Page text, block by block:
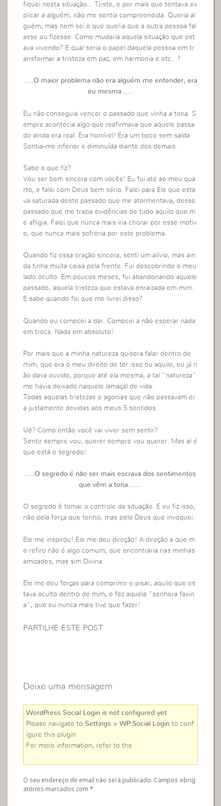
fiquei nesta situação… Triste, e por mais que tentava ex
plicar a alguém, não me sentia compreendida. Queria al
guém, mas nem sei o que queria que a outra pessoa fal
asse ou fizesse. Como mudaria aquela situação que est
ava vivendo? E qual seria o papel daquela pessoa em tr
ansformar a tristeza em paz, em harmonia e etc…?
…..O maior problema não era alguém me entender, era
eu mesma……
Eu não conseguia vencer o passado que vinha a tona. S
empre acontecia algo que reafirmava que aquele passa
do ainda era real. Era horrível! Era um beco sem saída.
Sentia-me inferior e diminuída diante dos demais.
Sabe o que fiz?
Vou ser bem sincera com vocês! Eu fui até ao meu qua
rto, e falei com Deus bem sério. Falei para Ele que esta
va saturada deste passado que me atormentava, desse
passado que me trazia evidências de tudo aquilo que m
e afligia. Falei que nunca mais iria chorar por esse motiv
o, que nunca mais sofreria por este problema.
Quando fiz essa oração sincera, senti um alívio, mas ain
da tinha muita coisa pela frente. Fui descobrindo o meu
lado oculto. Em poucos meses, fui abandonando aquele
passado, aquela tristeza que estava enraizada em mim.
E sabe quando foi que me livrei disso?
Quando eu comecei a dar. Comecei a não esperar nada
em troca. Nada em absoluto!
Por mais que a minha natureza quisera falar dentro de
mim, que era o meu direito de ter isso ou aquilo, eu já n
ão dava ouvido, porque até ela mesma, a tal “natureza”
me havia deixado naquele lamaçal de vida.
Todas aquelas tristezas e agonias que não passavam er
a justamente devidas aos meus 5 sentidos.
Ué? Como então você vai viver sem sentir?
Sentir sempre vou, querer sempre vou querer. Mas aí é
que está o segredo!
…..O segredo é não ser mais escrava dos sentimentos
que vêm a tona…….
O segredo é tomar o controle da situação. E eu fiz isso,
não pela força que tenho, mas pelo Deus que invoquei.
Ele me inspirou! Ele me deu direção! A direção a que m
e refiro não é algo comum, que encontraria nas minhas
amizades, mas sim Divina.
Ele me deu forças para comprimir e pisar, aquilo que es
tava oculto dentro de mim, e fez aquela “senhora faxin
a”, que eu nunca mais tive que fazer!
PARTILHE ESTE POST
Deixe uma mensagem
WordPress Social Login is not configured yet.
Please navigate to Settings > WP Social Login to conf
igure this plugin.
For more information, refer to the
online user guid
e
..
O seu endereço de email não será publicado. Campos obrig
atórios marcados com*